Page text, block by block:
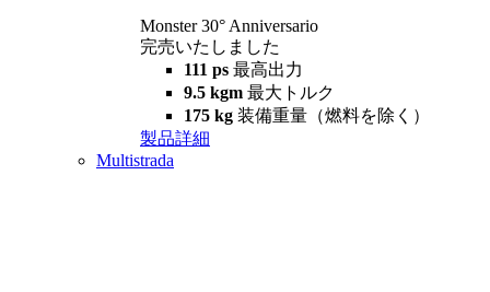
Monster 30° Anniversario
完売いたしました
111 ps 最高出力
9.5 kgm 最大トルク
175 kg 装備重量（燃料を除く）
製品詳細
Multistrada